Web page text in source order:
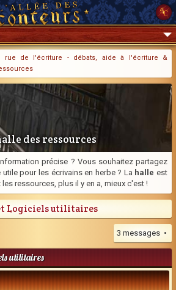
rue de l'écriture - débats, aide à l'écriture &
des ressources
précise ? Vous souhaitez partagez
pour les écrivains en herbe ? La halle est
ressources, plus il y en a, mieux c'est !
Logiciels utilitaires
3 messages •
utilitaires